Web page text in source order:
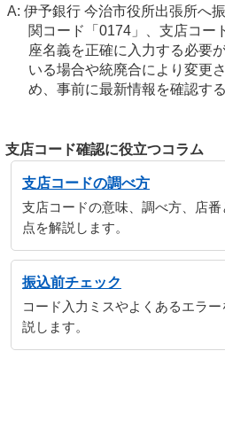
伊予銀行 今治市役所出張所へ
関コード「0174」、支店コー
座名義を正確に入力する必要
いる場合や統廃合により変更
め、事前に最新情報を確認す
支店コード確認に役立つコラム
支店コードの調べ方
支店コードの意味、調べ方、店
点を解説します。
振込前チェック
コード入力ミスやよくあるエラ
説します。